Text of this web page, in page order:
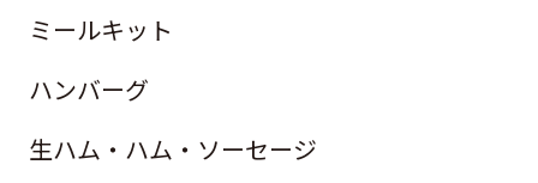
ミールキット
ハンバーグ
生ハム・ハム・ソーセージ